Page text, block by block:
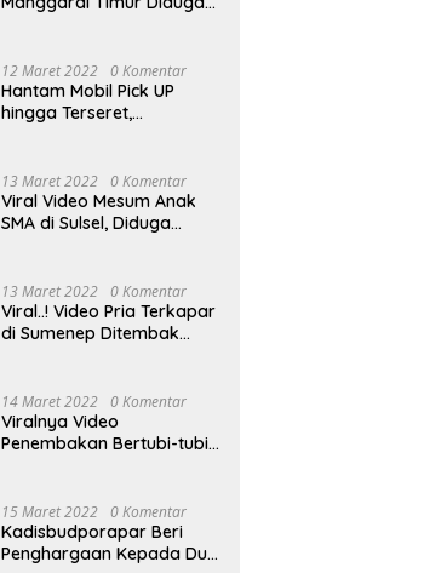
12 Maret 2022 0 Komentar
Hantam Mobil Pick UP
hingga Terseret,
Sumenep
13 Maret 2022 0 Komentar
Viral Video Mesum Anak
SMA di Sulsel, Diduga
13 Maret 2022 0 Komentar
Viral..! Video Pria Terkapar
di Sumenep Ditembak
14 Maret 2022 0 Komentar
Viralnya Video
Penembakan Bertubi-tubi
15 Maret 2022 0 Komentar
Kadisbudporapar Beri
Penghargaan Kepada Dua